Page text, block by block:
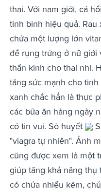
thai. Với nam giới, cá
tinh binh hiệu quả. Rau
chứa một lượng lớn
đề rụng trứng ở nữ giới
thần kinh cho thai nhi.
tăng sức mạnh cho
xanh chắc hẳn là thực
các bữa ăn hàng ngày
có tin vui. Sò huyết
"viagra tự nhiên". Ảnh
cũng được xem là một
giúp tăng khả năng thụ
có chứa nhiều kẽm,